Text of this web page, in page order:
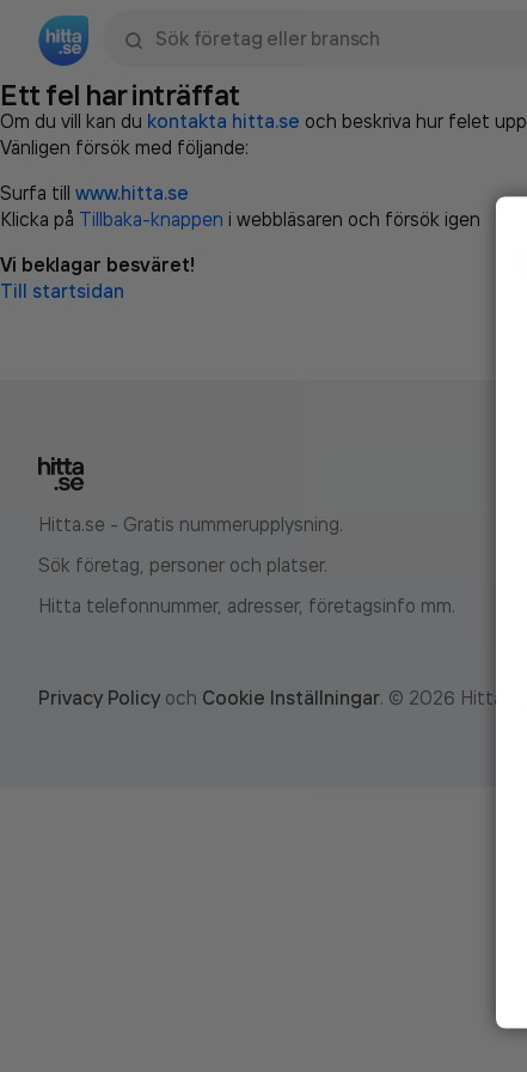
Ett fel har inträffat
Om du vill kan du kontakta hitta.se och beskriva hur felet
Vänligen försök med följande:
Surfa till www.hitta.se
Klicka på Tillbaka-knappen i webbläsaren och försök igen
Vi beklagar besväret!
Till startsidan
Hitta.se - Gratis nummerupplysning.
Sök företag, personer och platser.
Hitta telefonnummer, adresser, företagsinfo mm.
Privacy Policy och Cookie Inställningar. © 2026 Hitta.se